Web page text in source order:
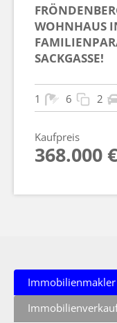
WOHNHAUS
SACKGASSE!
1 6 2
Kaufpreis
368.000 €
Immobilienmakler